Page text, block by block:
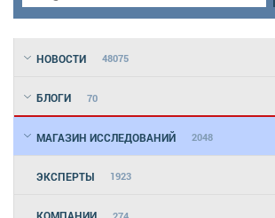
НОВОСТИ 48075
БЛОГИ 70
МАГАЗИН ИССЛЕДОВАНИЙ 2048
ЭКСПЕРТЫ 1923